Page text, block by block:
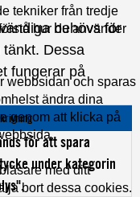
tekniker från tredje
hur du använder
webbsidan och sparas
ändra dina
genom att klicka på
med ditt
bort dessa cookies.
behövs för
Dessa
fungerar på
för att spara
under kategorin